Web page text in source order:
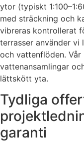
ytor (typiskt
med sträckning och
vibreras kontrollerat
terrasser använder vi
och vattenflöden.
vattenansamlingar
lättskött yta.
Tydliga
garanti